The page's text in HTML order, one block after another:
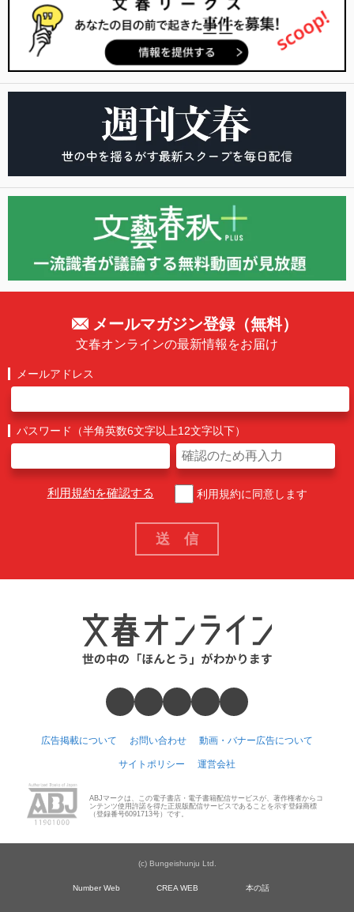
メールマガジン登録（無料）
文春オンラインの最新情報をお届け
メールアドレス
パスワード（半角英数6文字以上12文字以下）
利用規約を確認する 利用規約に同意します
広告掲載について お問い合わせ 動画・バナー広告について
サイトポリシー 運営会社
ABJマークは、この電子書店・電子書籍配信サービスが、著作権者からコ
ンテンツ使用許諾を得た正規版配信サービスであることを示す登録商標
（登録番号6091713号）です。
(c) Bungeishunju Ltd.
Number Web CREA WEB 本の話